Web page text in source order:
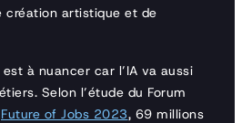
création artistique et de
à nuancer car l’IA va aussi
Selon l’étude du Forum
Future of Jobs 2023, 69 millions